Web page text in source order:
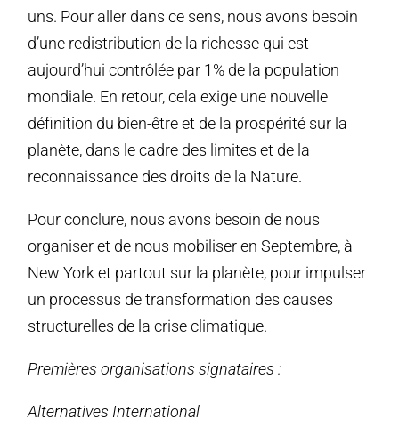
uns. Pour aller dans ce sens, nous avons besoin
d’une redistribution de la richesse qui est
aujourd’hui contrôlée par 1% de la population
mondiale. En retour, cela exige une nouvelle
définition du bien-être et de la prospérité sur la
planète, dans le cadre des limites et de la
reconnaissance des droits de la Nature.
Pour conclure, nous avons besoin de nous
organiser et de nous mobiliser en Septembre, à
New York et partout sur la planète, pour impulser
un processus de transformation des causes
structurelles de la crise climatique.
Premières organisations signataires :
Alternatives International